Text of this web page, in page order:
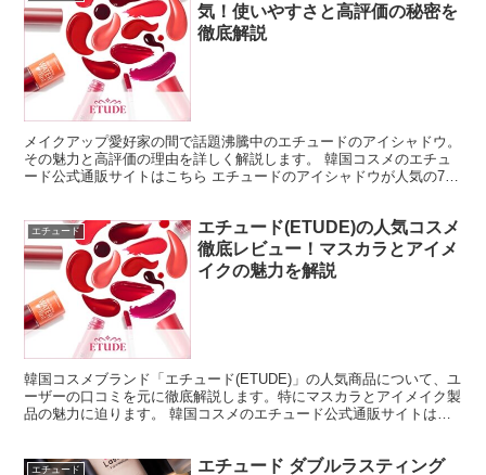
気！使いやすさと高評価の秘密を
徹底解説
メイクアップ愛好家の間で話題沸騰中のエチュードのアイシャドウ。
その魅力と高評価の理由を詳しく解説します。 韓国コスメのエチュ
ード公式通販サイトはこちら エチュードのアイシャドウが人気の7つ
エチュード
エチュード(ETUDE)の人気コスメ
徹底レビュー！マスカラとアイメ
イクの魅力を解説
韓国コスメブランド「エチュード(ETUDE)」の人気商品について、ユ
ーザーの口コミを元に徹底解説します。特にマスカラとアイメイク製
品の魅力に迫ります。 韓国コスメのエチュード公式通販サイトはこ
エチュード
エチュード ダブルラスティング